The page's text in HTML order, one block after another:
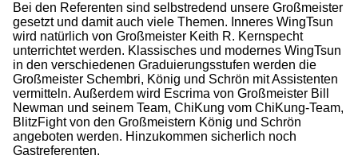
Bei den Referenten sind selbstredend unsere Großmeister
gesetzt und damit auch viele Themen. Inneres WingTsun
wird natürlich von Großmeister Keith R. Kernspecht
unterrichtet werden. Klassisches und modernes WingTsun
in den verschiedenen Graduierungsstufen werden die
Großmeister Schembri, König und Schrön mit Assistenten
vermitteln. Außerdem wird Escrima von Großmeister Bill
Newman und seinem Team, ChiKung vom ChiKung-Team,
BlitzFight von den Großmeistern König und Schrön
angeboten werden. Hinzukommen sicherlich noch
Gastreferenten.